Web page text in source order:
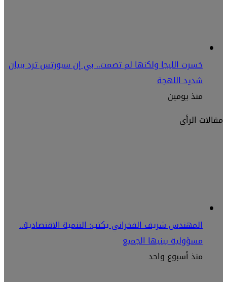
خسرت الليجا ولكنها لم تصمت.. بي إن سبورتس ترد ببيان
شديد اللهجة
منذ يومين
مقالات الرأي
المهندس شريف الفخراني يكتب: التنمية الاقتصادية..
مسؤولية يبنيها الجميع
منذ أسبوع واحد